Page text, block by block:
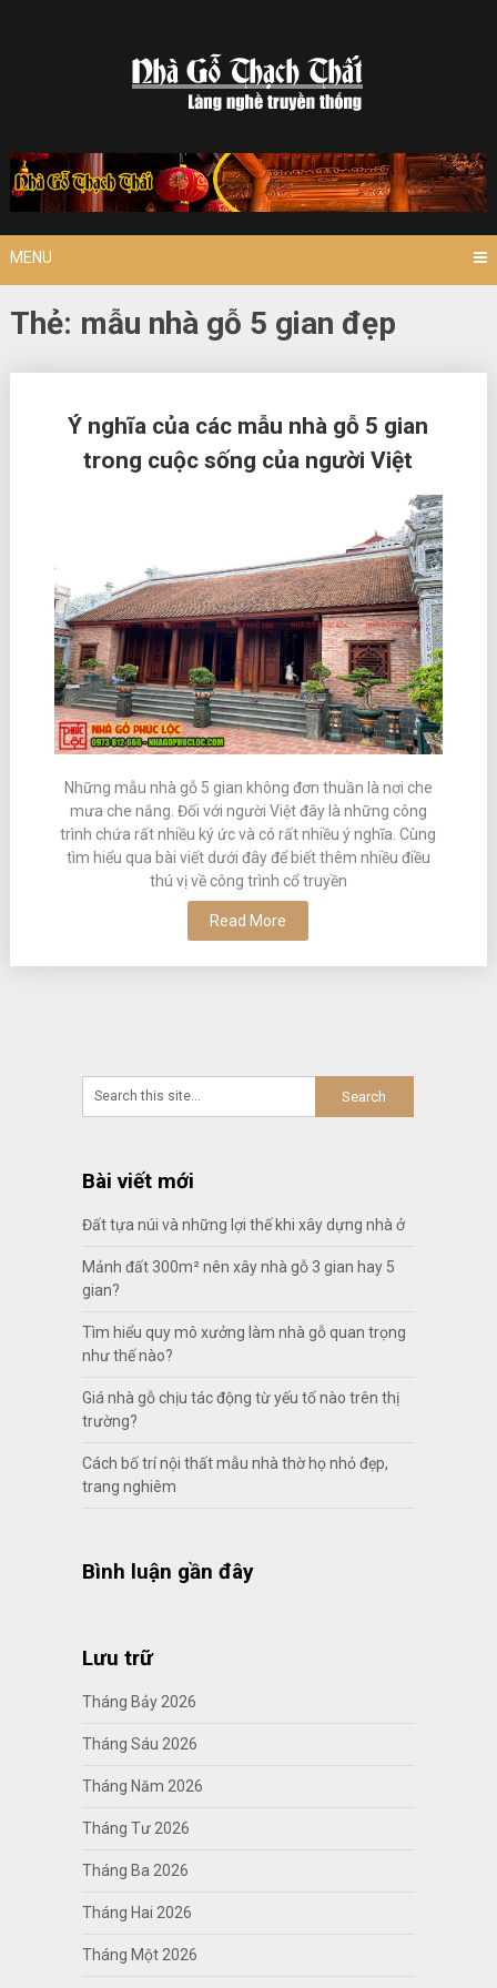
MENU
Thẻ: mẫu nhà gỗ 5 gian đẹp
Ý nghĩa của các mẫu nhà gỗ 5 gian
trong cuộc sống của người Việt
Những mẫu nhà gỗ 5 gian không đơn thuần là nơi che
mưa che nắng. Đối với người Việt đây là những công
trình chứa rất nhiều ký ức và có rất nhiều ý nghĩa. Cùng
tìm hiểu qua bài viết dưới đây để biết thêm nhiều điều
thú vị về công trình cổ truyền
Read More
navigation
Bài viết mới
Đất tựa núi và những lợi thế khi xây dựng nhà ở
Mảnh đất 300m² nên xây nhà gỗ 3 gian hay 5
gian?
Tìm hiểu quy mô xưởng làm nhà gỗ quan trọng
như thế nào?
Giá nhà gỗ chịu tác động từ yếu tố nào trên thị
trường?
Cách bố trí nội thất mẫu nhà thờ họ nhỏ đẹp,
trang nghiêm
Bình luận gần đây
Lưu trữ
Tháng Bảy 2026
Tháng Sáu 2026
Tháng Năm 2026
Tháng Tư 2026
Tháng Ba 2026
Tháng Hai 2026
Tháng Một 2026